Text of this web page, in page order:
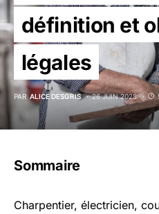
définition et
légales
PAR ALICE DESGRIS 26 JUIN 2025
Sommaire
Charpentier, électricien,